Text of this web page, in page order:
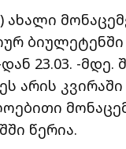
23.03. -
არის
წერია.